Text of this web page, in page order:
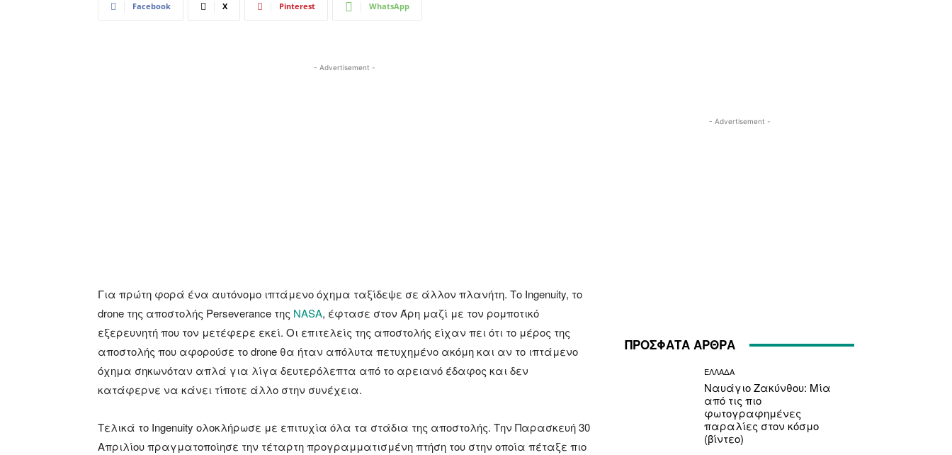
Facebook X Pinterest WhatsApp
- Advertisement -
Για πρώτη φορά ένα αυτόνομο ιπτάμενο όχημα ταξίδεψε σε άλλον πλανήτη. Το Ingenuity, το
drone της αποστολής Perseverance της NASA, έφτασε στον Άρη μαζί με τον ρομποτικό
εξερευνητή που τον μετέφερε εκεί. Οι επιτελείς της αποστολής είχαν πει ότι το μέρος της
αποστολής που αφορούσε το drone θα ήταν απόλυτα πετυχημένο ακόμη και αν το ιπτάμενο
όχημα σηκωνόταν απλά για λίγα δευτερόλεπτα από το αρειανό έδαφος και δεν
κατάφερνε να κάνει τίποτε άλλο στην συνέχεια.
Τελικά το Ingenuity ολοκλήρωσε με επιτυχία όλα τα στάδια της αποστολής. Την Παρασκευή 30
Απριλίου πραγματοποίησε την τέταρτη προγραμματισμένη πτήση του στην οποία πέταξε πιο
- Advertisement -
ΠΡΟΣΦΑΤΑ ΑΡΘΡΑ
ΕΛΛΑΔΑ
Ναυάγιο Ζακύνθου: Μία
από τις πιο
φωτογραφημένες
παραλίες στον κόσμο
(βίντεο)